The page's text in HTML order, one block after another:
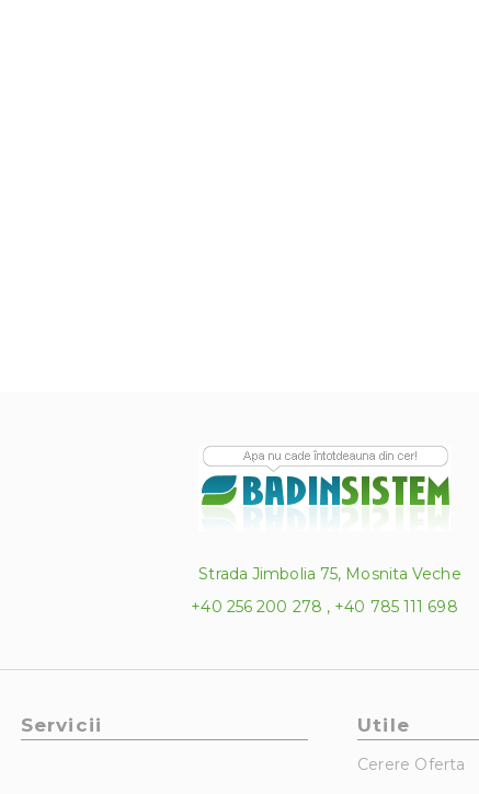
Strada Jimbolia 75, Mosnita Veche
+40 256 200 278 , +40 785 111 698
Servicii Utile
Cerere Oferta